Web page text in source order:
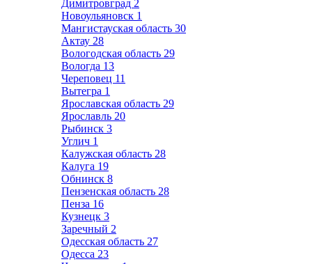
Димитровград 2
Новоульяновск 1
Мангистауская область 30
Актау 28
Вологодская область 29
Вологда 13
Череповец 11
Вытегра 1
Ярославская область 29
Ярославль 20
Рыбинск 3
Углич 1
Калужская область 28
Калуга 19
Обнинск 8
Пензенская область 28
Пенза 16
Кузнецк 3
Заречный 2
Одесская область 27
Одесса 23